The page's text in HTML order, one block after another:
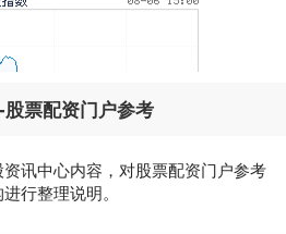
-0.00 0.00%
票配资门户参考
讯中心内容，对股票配资门户参考
行整理说明。